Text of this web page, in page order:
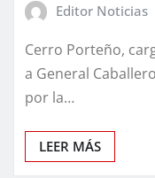
Editor Noticias
Cerro Porteño,
a General
por la…
LEER MÁS